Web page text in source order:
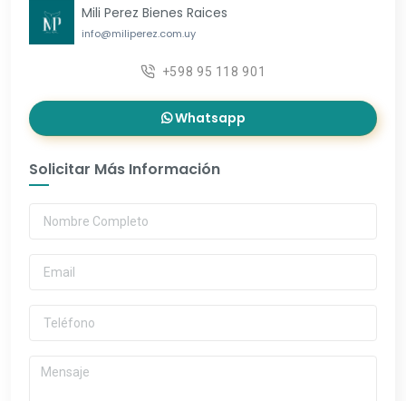
Mili Perez Bienes Raices
info@miliperez.com.uy
+598 95 118 901
Whatsapp
Solicitar Más Información